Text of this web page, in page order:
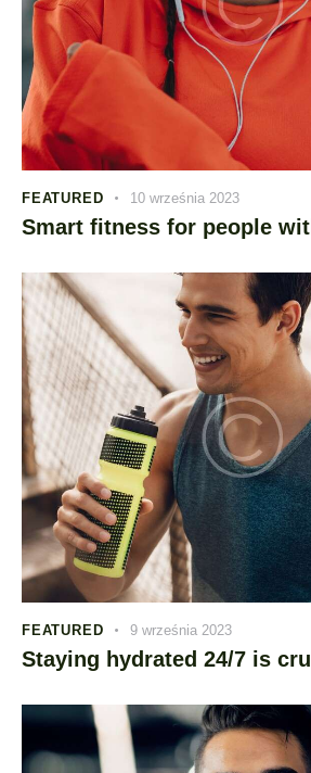
FEATURED 10 września 2023
Smart fitness for people
FEATURED 9 września 2023
Staying hydrated 24/7 is